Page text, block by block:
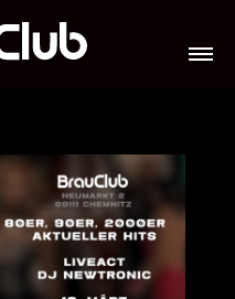
VIP-LOUNGES